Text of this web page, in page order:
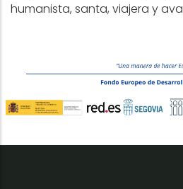
humanista, santa, viajera y